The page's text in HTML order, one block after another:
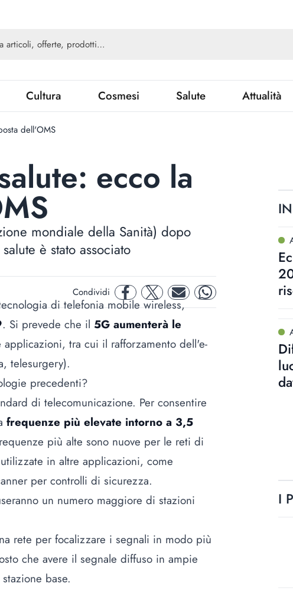
Cultura Cosmesi Salute Attualità
dell'OMS
ecco la
mondiale della Sanità) dopo
è stato associato
Condividi facebooktwitter mail whatsapp
di telefonia mobile wireless,
. Si prevede che il 5G aumenterà le
applicazioni, tra cui il rafforzamento dell'e-
telesurgery).
precedenti?
di telecomunicazione. Per consentire
frequenze più elevate intorno a 3,5
più alte sono nuove per le reti di
in altre applicazioni, come
per controlli di sicurezza.
un numero maggiore di stazioni
rete per focalizzare i segnali in modo più
che avere il segnale diffuso in ampie
base.
I